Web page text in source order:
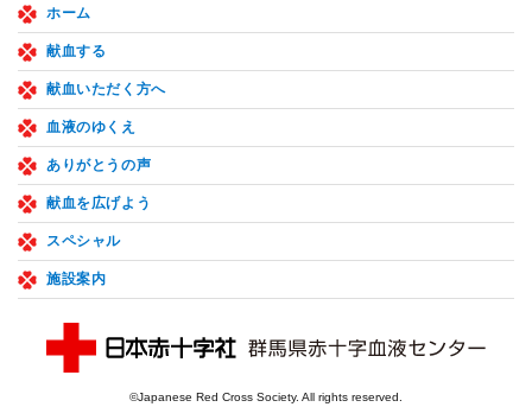
ホーム
献血する
献血いただく方へ
血液のゆくえ
ありがとうの声
献血を広げよう
スペシャル
施設案内
©Japanese Red Cross Society. All rights reserved.